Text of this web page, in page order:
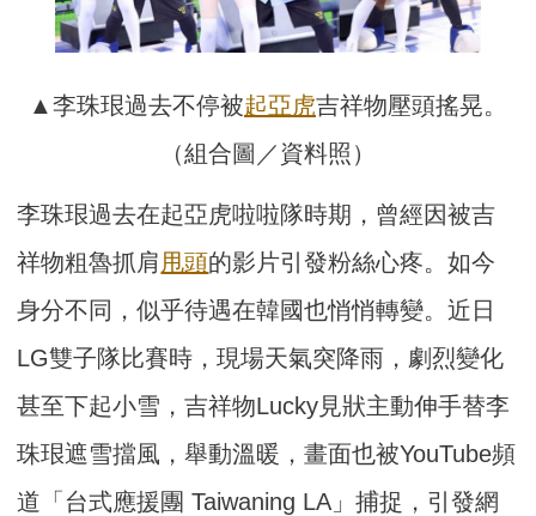
▲李珠珢過去不停被起亞虎吉祥物壓頭搖晃。
（組合圖／資料照）
李珠珢過去在起亞虎啦啦隊時期，曾經因被吉
祥物粗魯抓肩甩頭的影片引發粉絲心疼。如今
身分不同，似乎待遇在韓國也悄悄轉變。近日
LG雙子隊比賽時，現場天氣突降雨，劇烈變化
甚至下起小雪，吉祥物Lucky見狀主動伸手替李
珠珢遮雪擋風，舉動溫暖，畫面也被YouTube頻
道「台式應援團 Taiwaning LA」捕捉，引發網